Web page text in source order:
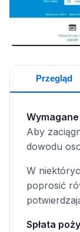
Przegląd
Aby
dowodu
W
poprosić
Spłata